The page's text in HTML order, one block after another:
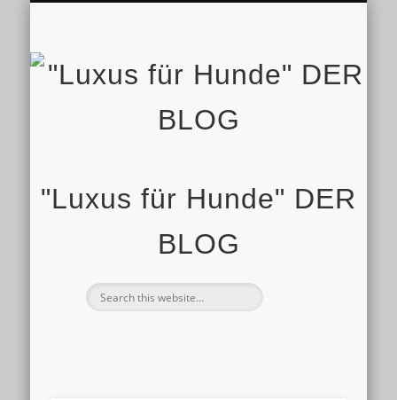
"Luxus für Hunde" DER
BLOG